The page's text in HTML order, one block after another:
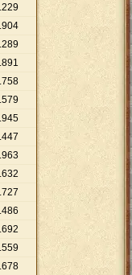
.229
.904
.289
.891
.758
.579
.945
.447
.963
.632
.727
.486
.692
.559
.678